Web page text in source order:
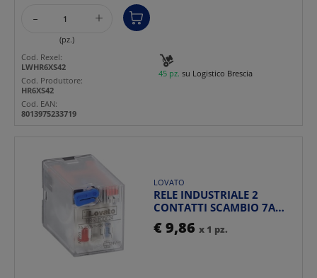
- +
(pz.)
45 pz. su Logistico Brescia
Cod. Rexel:
LWHR6XS42
Cod. Produttore:
HR6XS42
Cod. EAN:
8013975233719
LOVATO
RELE INDUSTRIALE 2
CONTATTI SCAMBIO 7A
24VDC CON LED
INDICATORE S...
€ 9,86 x 1 pz.